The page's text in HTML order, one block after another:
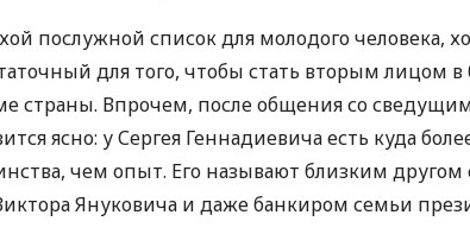
послужной список для молодого человека,
для того, чтобы стать вторым лицом в
страны. Впрочем, после общения со
ясно: у Сергея Геннадиевича есть куда
чем опыт. Его называют близким другом
Януковича и даже банкиром семьи